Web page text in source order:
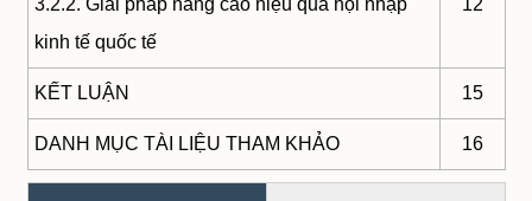
kinh tế quốc tế
KẾT LUẬN 15
DANH MỤC TÀI LIỆU THAM KHẢO 16